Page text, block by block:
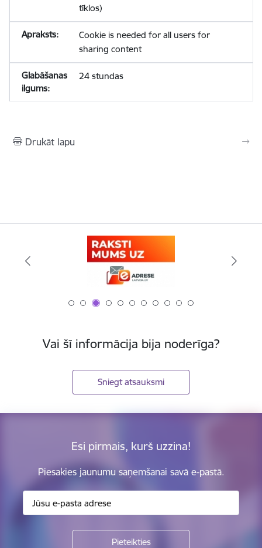
tīklos)
Cookie is needed for all users for
sharing content
24 stundas
Drukāt lapu
Vai šī informācija bija noderīga?
Sniegt atsauksmi
Esi pirmais, kurš uzzina!
Piesakies jaunumu saņemšanai savā e-pastā.